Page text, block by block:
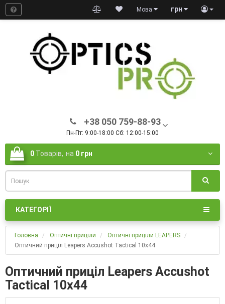
грн
Мова
+38 050 759-88-93
Пн-Пт: 9:00-18:00 Сб: 12:00-15:00
0 Товарів, на 0 грн
КАТЕГОРІЇ
Головна Оптичні приціли
Оптичні приціли LEAPERS
Оптичний приціл Leapers Accushot Tactical 10х44
Оптичний приціл Leapers Accushot
Tactical 10х44